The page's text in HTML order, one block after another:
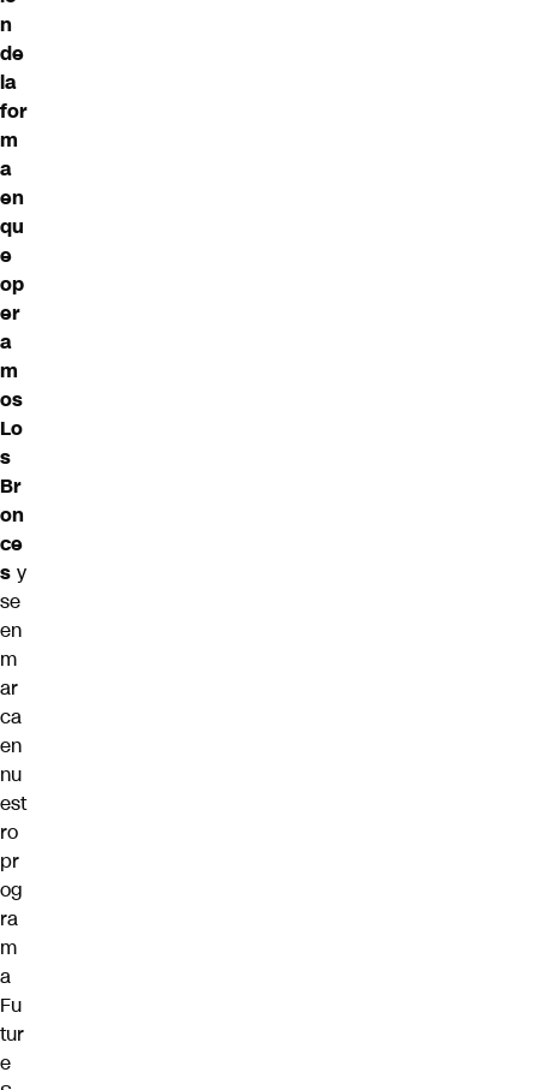
n
de
la
for
m
a
en
qu
e
op
er
a
m
os
Lo
s
Br
on
ce
s y
se
en
m
ar
ca
en
nu
est
ro
pr
og
ra
m
a
Fu
tur
e